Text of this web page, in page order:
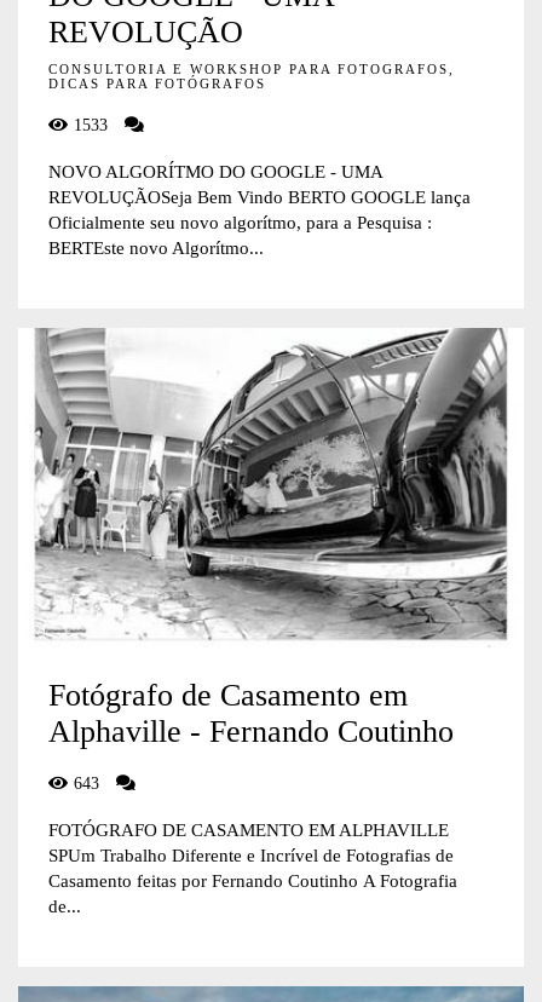
REVOLUÇÃO
CONSULTORIA E WORKSHOP PARA FOTOGRAFOS,
DICAS PARA FOTÓGRAFOS
1533
NOVO ALGORÍTMO DO GOOGLE - UMA
REVOLUÇÃOSeja Bem Vindo BERTO GOOGLE lança
Oficialmente seu novo algorítmo, para a Pesquisa :
BERTEste novo Algorítmo...
Fotógrafo de Casamento em
Alphaville - Fernando Coutinho
643
FOTÓGRAFO DE CASAMENTO EM ALPHAVILLE
SPUm Trabalho Diferente e Incrível de Fotografias de
Casamento feitas por Fernando Coutinho A Fotografia
de...